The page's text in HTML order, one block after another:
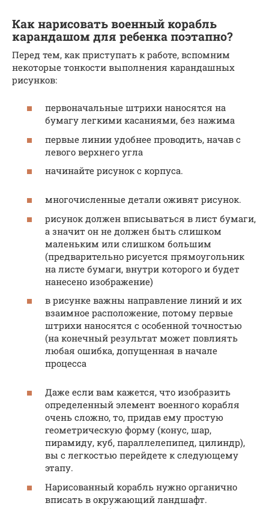
Как нарисовать военный корабль
карандашом для ребенка поэтапно?
Перед тем, как приступать к работе, вспомним
некоторые тонкости выполнения карандашных
рисунков:
первоначальные штрихи наносятся на
бумагу легкими касаниями, без нажима
первые линии удобнее проводить, начав с
левого верхнего угла
начинайте рисунок с корпуса.
многочисленные детали оживят рисунок.
рисунок должен вписываться в лист бумаги,
а значит он не должен быть слишком
маленьким или слишком большим
(предварительно рисуется прямоугольник
на листе бумаги, внутри которого и будет
нанесено изображение)
в рисунке важны направление линий и их
взаимное расположение, потому первые
штрихи наносятся с особенной точностью
(на конечный результат может повлиять
любая ошибка, допущенная в начале
процесса
Даже если вам кажется, что изобразить
определенный элемент военного корабля
очень сложно, то, придав ему простую
геометрическую форму (конус, шар,
пирамиду, куб, параллелепипед, цилиндр),
вы с легкостью перейдете к следующему
этапу.
Нарисованный корабль нужно органично
вписать в окружающий ландшафт.